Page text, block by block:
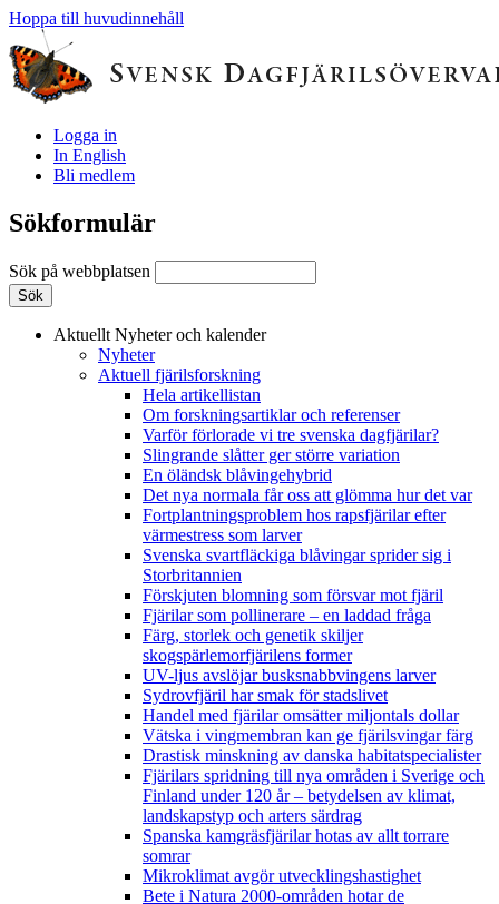
Hoppa till huvudinnehåll
Logga in
In English
Bli medlem
Sökformulär
Sök på webbplatsen
Aktuellt Nyheter och kalender
Nyheter
Aktuell fjärilsforskning
Hela artikellistan
Om forskningsartiklar och referenser
Varför förlorade vi tre svenska dagfjärilar?
Slingrande slåtter ger större variation
En öländsk blåvingehybrid
Det nya normala får oss att glömma hur det var
Fortplantningsproblem hos rapsfjärilar efter
värmestress som larver
Svenska svartfläckiga blåvingar sprider sig i
Storbritannien
Förskjuten blomning som försvar mot fjäril
Fjärilar som pollinerare – en laddad fråga
Färg, storlek och genetik skiljer
skogspärlemorfjärilens former
UV-ljus avslöjar busksnabbvingens larver
Sydrovfjäril har smak för stadslivet
Handel med fjärilar omsätter miljontals dollar
Vätska i vingmembran kan ge fjärilsvingar färg
Drastisk minskning av danska habitatspecialister
Fjärilars spridning till nya områden i Sverige och
Finland under 120 år– betydelsen av klimat,
landskapstyp och arters särdrag
Spanska kamgräsfjärilar hotas av allt torrare
somrar
Mikroklimat avgör utvecklingshastighet
Bete i Natura 2000-områden hotar de